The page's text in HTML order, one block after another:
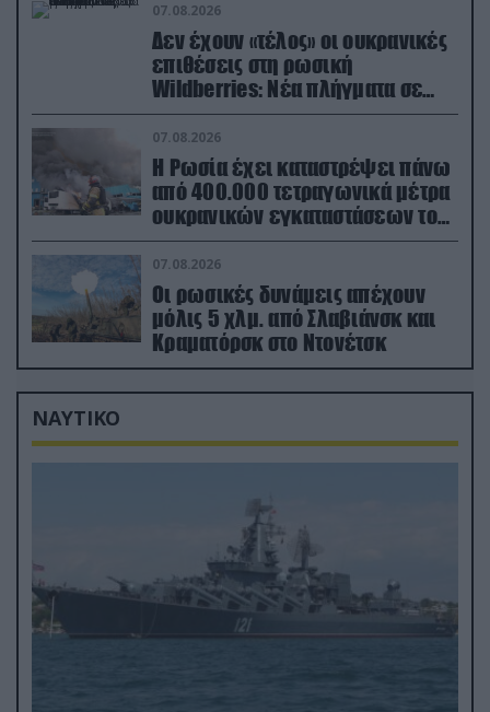
07.08.2026
Δεν έχουν «τέλος» οι ουκρανικές
επιθέσεις στη ρωσική
Wildberries: Νέα πλήγματα σε
εγκαταστάσεις στα Ουράλια
07.08.2026
Η Ρωσία έχει καταστρέψει πάνω
από 400.000 τετραγωνικά μέτρα
ουκρανικών εγκαταστάσεων τον
Ιούλιο
07.08.2026
Οι ρωσικές δυνάμεις απέχουν
μόλις 5 χλμ. από Σλαβιάνσκ και
Κραματόρσκ στο Ντονέτσκ
ΝΑΥΤΙΚΟ